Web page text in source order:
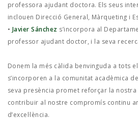
professora ajudant doctora. Els seus
inclouen Direcció General, Màrqueting i
• Javier Sánchez s’incorpora al
professor ajudant doctor, i la seva
Donem la més càlida benvinguda a tots
s’incorporen a la comunitat acadèmica
seva presència promet reforçar la nostra
contribuir al nostre compromís continu
d’excel·lència.